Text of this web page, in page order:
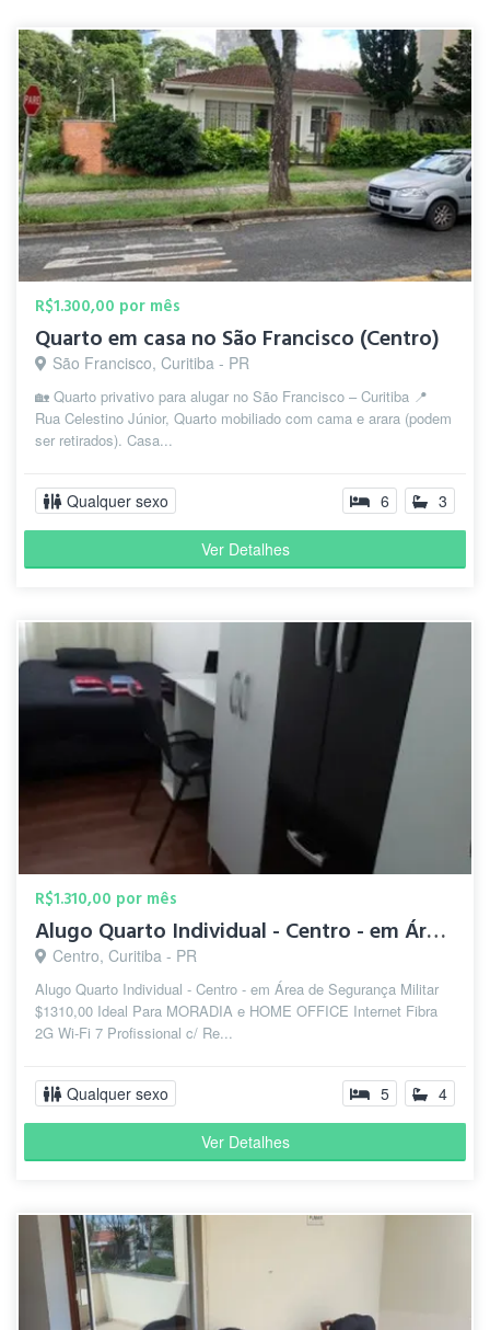
R$1.300,00 por mês
Quarto em casa no São Francisco (Centro)
São Francisco, Curitiba - PR
🏡 Quarto privativo para alugar no São Francisco – Curitiba 📍
Rua Celestino Júnior, Quarto mobiliado com cama e arara (podem
ser retirados). Casa...
Qualquer sexo 6 3
Ver Detalhes
R$1.310,00 por mês
Alugo Quarto Individual - Centro - em Área de Seg
Centro, Curitiba - PR
Alugo Quarto Individual - Centro - em Área de Segurança Militar
$1310,00 Ideal Para MORADIA e HOME OFFICE Internet Fibra
2G Wi-Fi 7 Profissional c/ Re...
Qualquer sexo 5 4
Ver Detalhes